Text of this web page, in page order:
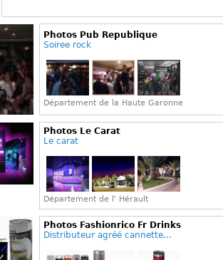
Photos Pub Republique
Soiree rock
Département de la Haute Garonne
Photos Le Carat
Le carat
Département de l' Hérault
Photos Fashionrico Fr Drinks
Distributeur agréé cannette...